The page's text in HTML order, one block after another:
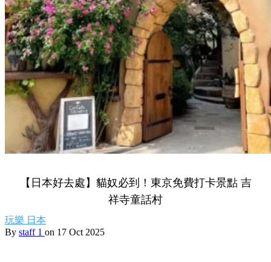
【日本好去處】貓奴必到！東京免費打卡景點 吉
祥寺童話村
玩樂 日本
By staff 1 on 17 Oct 2025